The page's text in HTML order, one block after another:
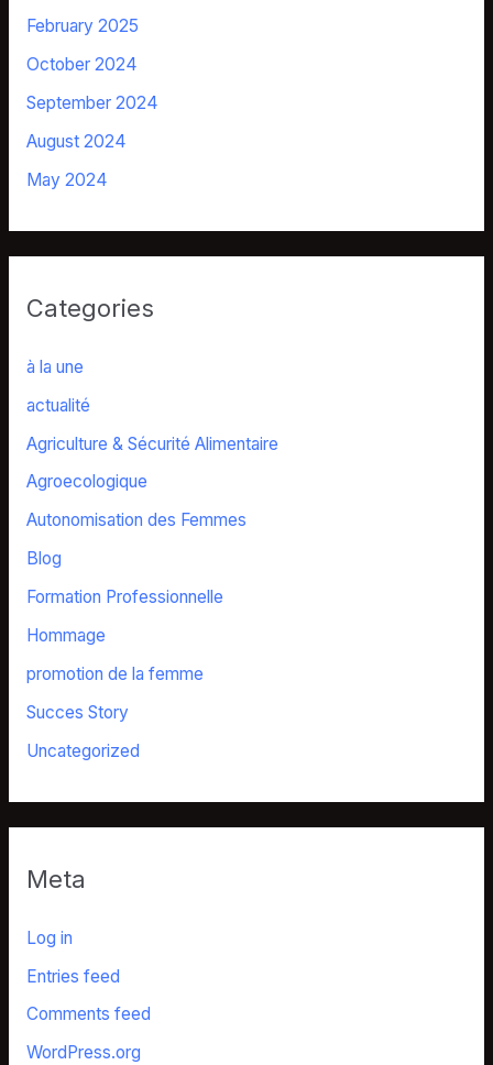
February 2025
October 2024
September 2024
August 2024
May 2024
Categories
à la une
actualité
Agriculture & Sécurité Alimentaire
Agroecologique
Autonomisation des Femmes
Blog
Formation Professionnelle
Hommage
promotion de la femme
Succes Story
Uncategorized
Meta
Log in
Entries feed
Comments feed
WordPress.org